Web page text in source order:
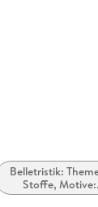
Belletristik:
Stoffe, Motive:
Regionalroman